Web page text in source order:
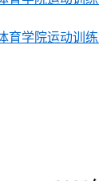
育学院运动训